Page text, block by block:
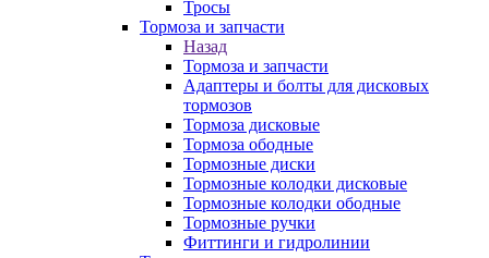
Тросы
Тормоза и запчасти
Назад
Тормоза и запчасти
Адаптеры и болты для дисковых
тормозов
Тормоза дисковые
Тормоза ободные
Тормозные диски
Тормозные колодки дисковые
Тормозные колодки ободные
Тормозные ручки
Фиттинги и гидролинии